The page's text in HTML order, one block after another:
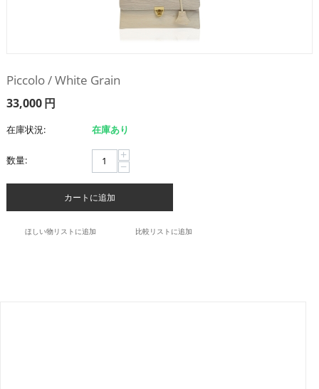
Piccolo / White Grain
33,000円
在庫状況: 在庫あり
数量: +
−
カートに追加
ほしい物リストに追加 比較リストに追加